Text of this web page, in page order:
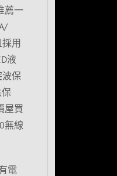
薦一
用
液
波保
屋買
無線
電